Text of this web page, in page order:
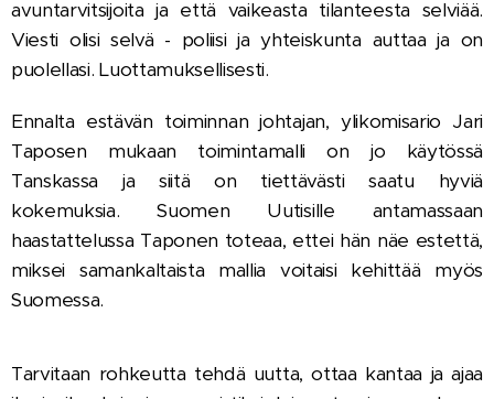
avuntarvitsijoita ja että vaikeasta tilanteesta selviää.
Viesti olisi selvä - poliisi ja yhteiskunta auttaa ja on
puolellasi. Luottamuksellisesti.
Ennalta estävän toiminnan johtajan, ylikomisario Jari
Taposen mukaan toimintamalli on jo käytössä
Tanskassa ja siitä on tiettävästi saatu hyviä
kokemuksia. Suomen Uutisille antamassaan
haastattelussa Taponen toteaa, ettei hän näe estettä,
miksei samankaltaista mallia voitaisi kehittää myös
Suomessa.
Tarvitaan rohkeutta tehdä uutta, ottaa kantaa ja ajaa